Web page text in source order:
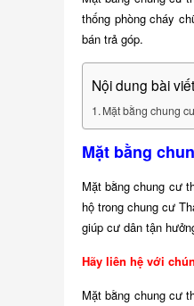
thống phòng cháy
bán trả góp.
Nội dung bài viết
Mặt bằng chung
Mặt bằng
Mặt bằng chung cư
hộ trong chung cư
giúp cư dân tận
Hãy liên hệ với
Mặt bằng chung cư